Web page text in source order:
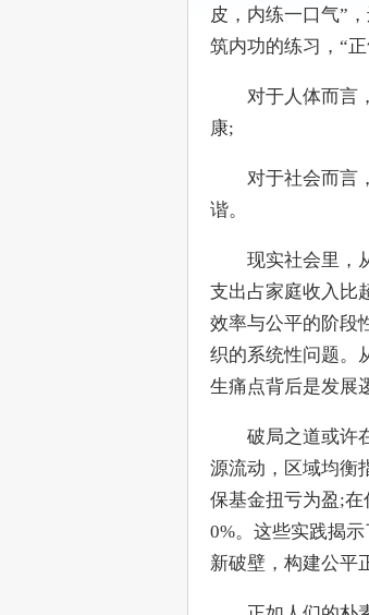
皮，内练一口气”
筑内功的练习，“
对于人体而言，
康;
对于社会而言，
谐。
现实社会里，从
支出占家庭收入比
效率与公平的阶段
织的系统性问题。
生痛点背后是发展
破局之道或许在
源流动，区域均衡
保基金扭亏为盈;
0%。这些实践揭
新破壁，构建公平